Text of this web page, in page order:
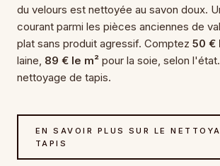
du velours est nettoyée au savon doux.
courant parmi les pièces anciennes de
plat sans produit agressif. Comptez 50 €
laine, 89 € le m² pour la soie, selon
nettoyage de tapis.
EN SAVOIR PLUS SUR LE
TAPIS